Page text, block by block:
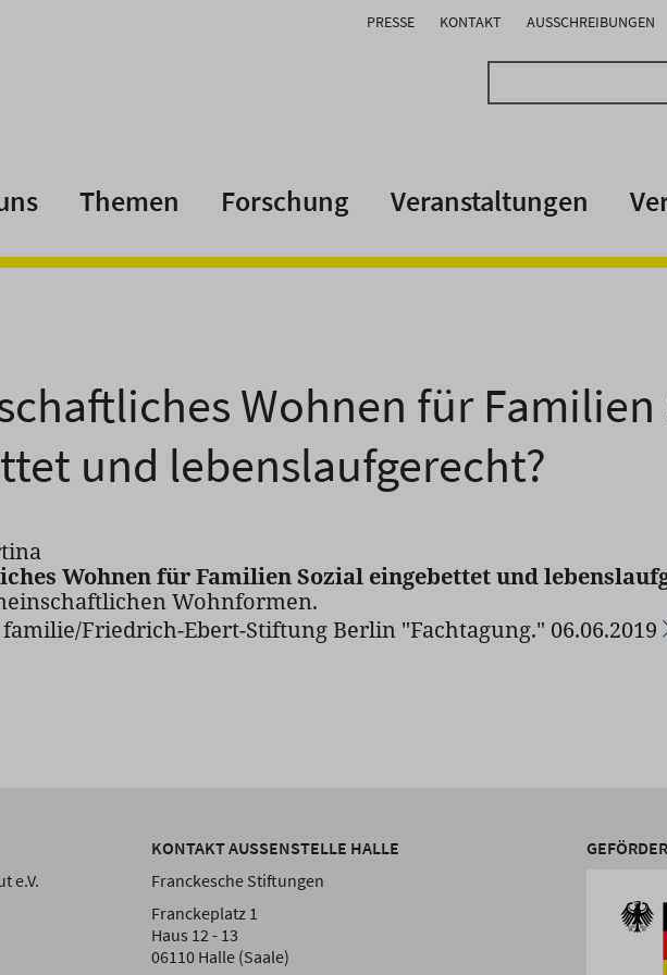
PRESSE KONTAKT AUSSCHREIBUNGEN
Themen Forschung Veranstaltungen
Wohnen für Familien
und lebenslaufgerecht?
Wohnen für Familien Sozial eingebettet und
Wohnformen.
Friedrich-Ebert-Stiftung Berlin "Fachtagung." 06.06.2019
e.V.
KONTAKT AUSSENSTELLE HALLE
Franckesche Stiftungen
Franckeplatz 1
Haus 12 - 13
06110 Halle (Saale)